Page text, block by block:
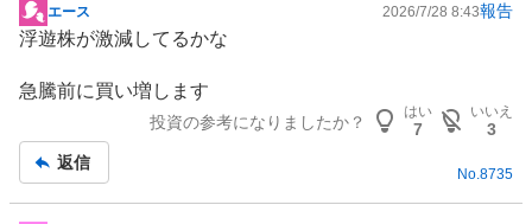
掲
示
記
エース 2026/7/28 8:43報告
浮遊株が激減してるかな
急騰前に買い増します
投資の参考になりましたか？
はい
7
いいえ
3
返信
No.8735